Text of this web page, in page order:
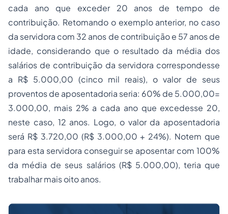
cada ano que exceder 20 anos de tempo de
contribuição. Retomando o exemplo anterior, no caso
da servidora com 32 anos de contribuição e 57 anos de
idade, considerando que o resultado da média dos
salários de contribuição da servidora correspondesse
a R$ 5.000,00 (cinco mil reais), o valor de seus
proventos de aposentadoria seria: 60% de 5.000,00=
3.000,00, mais 2% a cada ano que excedesse 20,
neste caso, 12 anos. Logo, o valor da aposentadoria
será R$ 3.720,00 (R$ 3.000,00 + 24%). Notem que
para esta servidora conseguir se aposentar com 100%
da média de seus salários (R$ 5.000,00), teria que
trabalhar mais oito anos.